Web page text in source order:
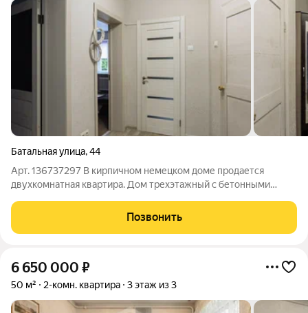
Батальная улица,44
Арт. 136737297 В кирпичном немецком доме продается
двухкомнатная квартира. Дом трехэтажный с бетонными
изолированными комнатами. Окна на две стороны. Кухня с
выходом на балкон. Сделан
Позвонить
6 650 000 ₽
50 м² 2-комн. квартира 3 этаж из 3